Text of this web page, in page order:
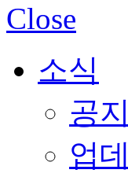
Close
소식
공지
업